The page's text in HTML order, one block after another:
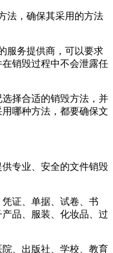
法，确保其采用的方法
服务提供商，可以要求
销毁过程中不会泄露任
择合适的销毁方法，并
哪种方法，都要确保文
专业、安全的文件销毁
证、单据、试卷、书
品、服装、化妆品、过
、出版社、学校、教育